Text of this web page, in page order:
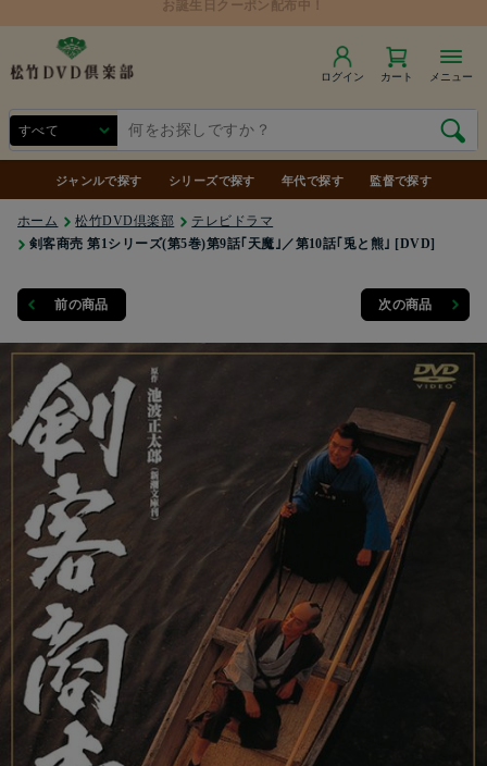
ログイン カート メニュー
ジャンルで探す シリーズで探す 年代で探す 監督で探す
ホーム 松竹DVD倶楽部
テレビドラマ
剣客商売 第1シリーズ(第5巻)第9話｢天魔｣／第10話｢兎と熊｣ [DVD]
前の商品 次の商品